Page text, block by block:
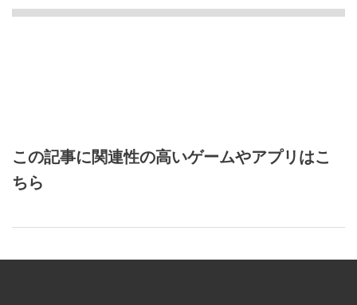
この記事に関連性の高いゲームやアプリはこ
ちら